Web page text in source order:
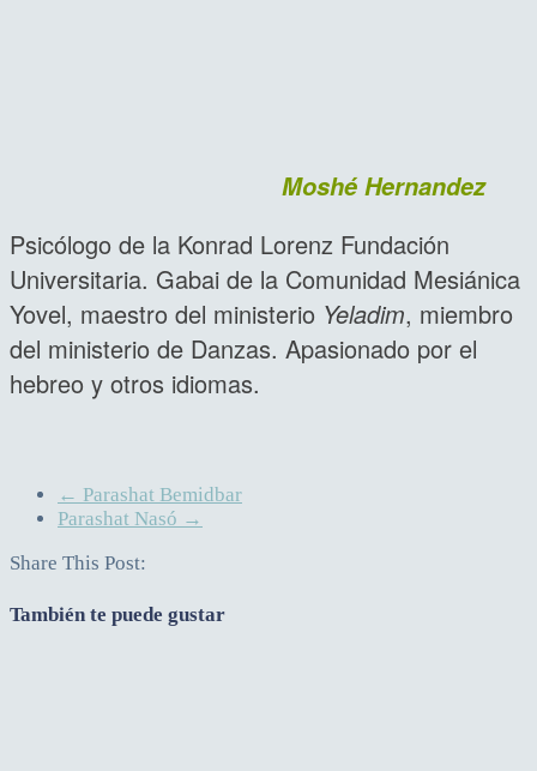
Moshé Hernandez
Psicólogo de la Konrad Lorenz Fundación
Universitaria. Gabai de la Comunidad Mesiánica
Yovel, maestro del ministerio Yeladim, miembro
del ministerio de Danzas. Apasionado por el
hebreo y otros idiomas.
← Parashat Bemidbar
Parashat Nasó →
Share This Post:
También te puede gustar